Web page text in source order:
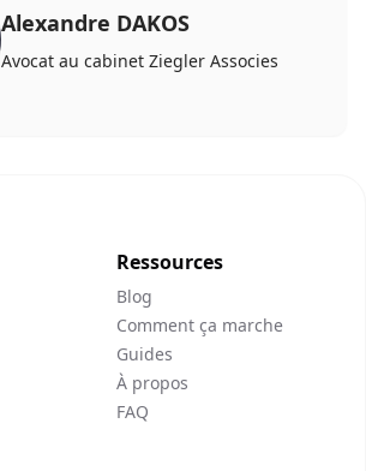
Alexandre DAKOS
Avocat au cabinet Ziegler Associes
Ressources
Blog
Comment ça marche
Guides
À propos
FAQ